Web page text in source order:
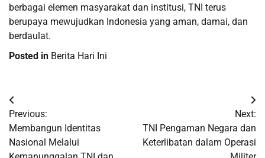
berbagai elemen masyarakat dan institusi, TNI terus
berupaya mewujudkan Indonesia yang aman, damai, dan
berdaulat.
Posted in Berita Hari Ini
Post
navigation
Previous:
Membangun Identitas
Nasional Melalui
Next:
TNI Pengaman Negara dan
Keterlibatan dalam Operasi